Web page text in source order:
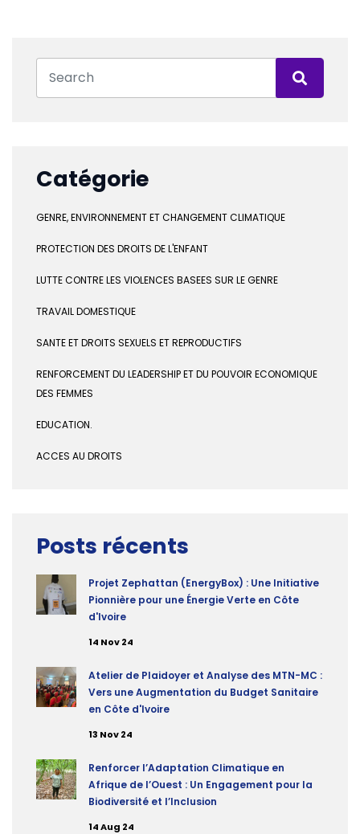
Catégorie
GENRE, ENVIRONNEMENT ET CHANGEMENT CLIMATIQUE
PROTECTION DES DROITS DE L'ENFANT
LUTTE CONTRE LES VIOLENCES BASEES SUR LE GENRE
TRAVAIL DOMESTIQUE
SANTE ET DROITS SEXUELS ET REPRODUCTIFS
RENFORCEMENT DU LEADERSHIP ET DU POUVOIR ECONOMIQUE
DES FEMMES
EDUCATION.
ACCES AU DROITS
Posts récents
Projet Zephattan (EnergyBox) : Une Initiative
Pionnière pour une Énergie Verte en Côte
d'Ivoire
14 Nov 24
Atelier de Plaidoyer et Analyse des MTN-MC :
Vers une Augmentation du Budget Sanitaire
en Côte d'Ivoire
13 Nov 24
Renforcer l’Adaptation Climatique en
Afrique de l’Ouest : Un Engagement pour la
Biodiversité et l’Inclusion
14 Aug 24